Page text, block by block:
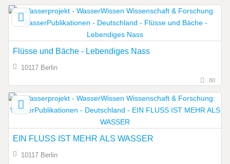
Flüsse und Bäche - Lebendiges Nass
10117 Berlin
80
EIN FLUSS IST MEHR ALS WASSER
10117 Berlin